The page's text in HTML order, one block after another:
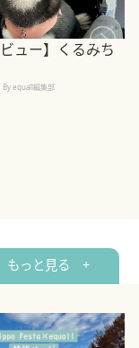
ビュー】くるみち
By equall編集部
もっと見る +